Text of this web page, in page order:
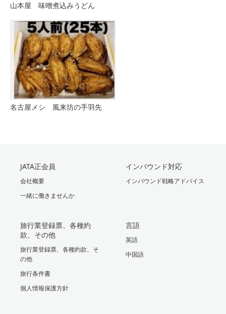
山本屋 味噌煮込みうどん
名古屋メシ 風来坊の手羽先
JATA正会員
会社概要
一緒に働きませんか
インバウンド対応
インバウンド戦略アドバイス
旅行業登録票、各種約
款、その他
旅行業登録票、各種約款、そ
の他
旅行条件書
個人情報保護方針
言語
英語
中国語